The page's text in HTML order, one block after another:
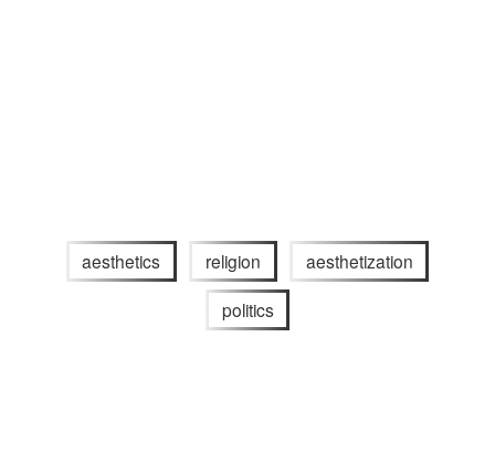
aesthetics religion aesthetization
politics